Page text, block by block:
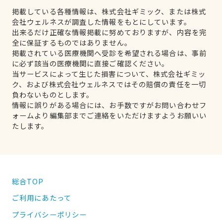
掲載している各種情報は、株式会社ギミック、または株式
会社ウェルネスが調査した情報をもとにしています。
出来るだけ正確な情報掲載に努めておりますが、内容を完
全に保証するものではありません。
掲載されている医療機関へ受診を希望される場合は、事前
に必ず該当の医療機関に直接ご確認ください。
当サービスによって生じた損害について、株式会社ギミッ
ク、および株式会社ウェルネスではその賠償の責任を一切
負わないものとします。
情報に誤りがある場合には、お手数ですがお問い合わせフ
ォームより編集部までご連絡をいただけますようお願いい
たします。
総合TOP
ご利用にあたって
プライバシーポリシー